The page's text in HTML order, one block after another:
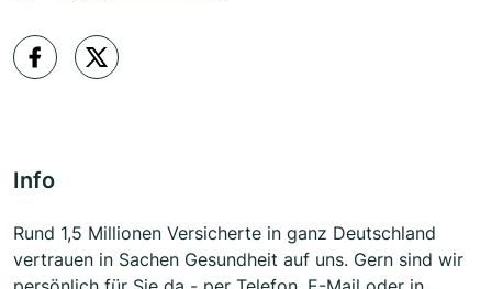
Info
Rund 1,5 Millionen Versicherte in ganz Deutschland
vertrauen in Sachen Gesundheit auf uns. Gern sind wir